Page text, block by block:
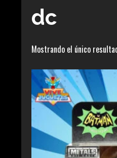
dc
Mostrando el único